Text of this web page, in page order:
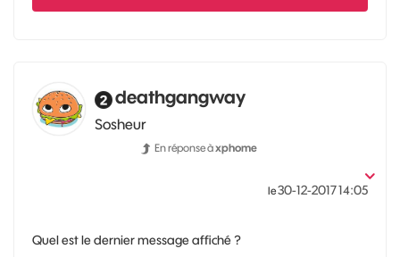
deathgangway
Sosheur
En réponse àxphome
le‎30-12-201714:05
Quel est le dernier message affiché ?